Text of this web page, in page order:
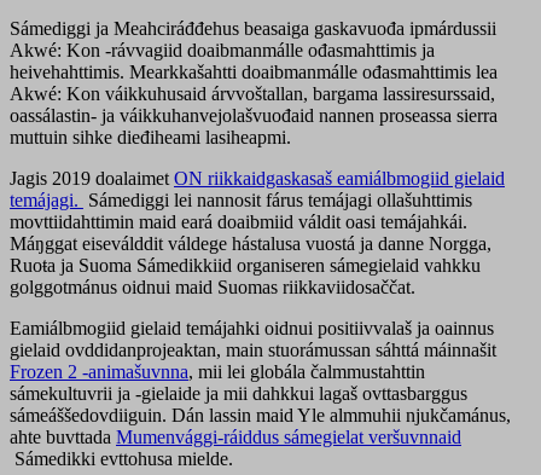
Sámediggi ja Meahciráđđehus beasaiga gaskavuođa ipmárdussii
Akwé: Kon -rávvagiid doaibmanmálle ođasmahttimis ja
heivehahttimis. Mearkkašahtti doaibmanmálle ođasmahttimis lea
Akwé: Kon váikkuhusaid árvvoštallan, bargama lassiresurssaid,
oassálastin- ja váikkuhanvejolašvuođaid nannen proseassa sierra
muttuin sihke dieđiheami lasiheapmi.
Jagis 2019 doalaimet ON riikkaidgaskasaš eamiálbmogiid gielaid
temájagi. Sámediggi lei nannosit fárus temájagi ollašuhttimis
movttiidahttimin maid eará doaibmiid váldit oasi temájahkái.
Máŋggat eiseválddit váldege hástalusa vuostá ja danne Norgga,
Ruoŧa ja Suoma Sámedikkiid organiseren sámegielaid vahkku
golggotmánus oidnui maid Suomas riikkaviidosaččat.
Eamiálbmogiid gielaid temájahki oidnui positiivvalaš ja oainnus
gielaid ovddidanprojeaktan, main stuorámussan sáhttá máinnašit
Frozen 2 -animašuvnna, mii lei globála čalmmustahttin
sámekultuvrii ja -gielaide ja mii dahkkui lagaš ovttasbarggus
sámeáššedovdiiguin. Dán lassin maid Yle almmuhii njukčamánus,
ahte buvttada Mumenvággi-ráiddus sámegielat veršuvnnaid
Sámedikki evttohusa mielde.